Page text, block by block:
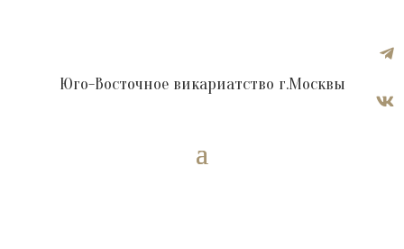


Юго-Восточное викариатство г.Москвы